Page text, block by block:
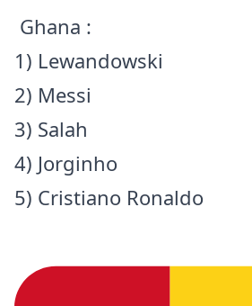
Ghana :
1) Lewandowski
2) Messi
3) Salah
4) Jorginho
5) Cristiano Ronaldo